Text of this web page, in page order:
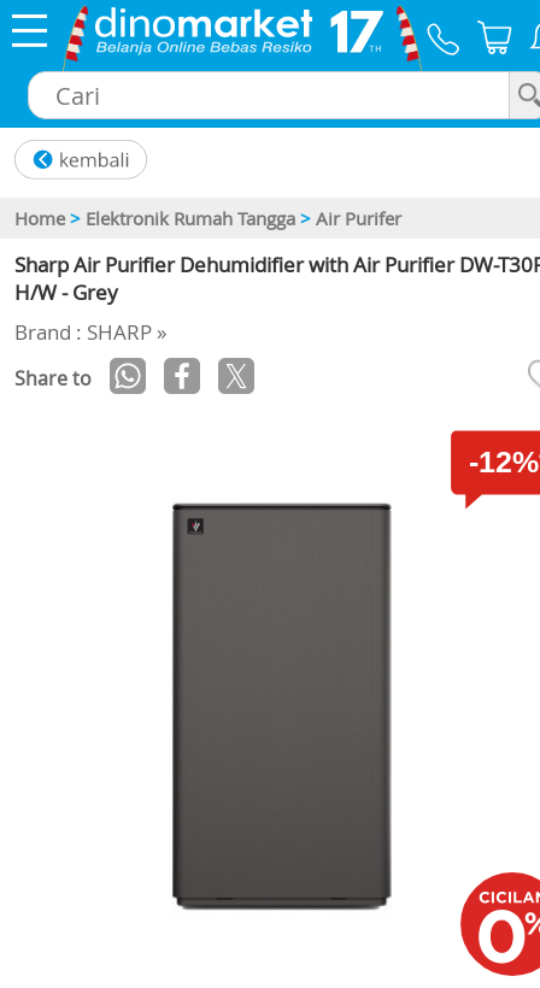
Home > Elektronik Rumah Tangga > Air Purifer
Sharp Air Purifier Dehumidifier with Air Purifier DW-
H/W - Grey
Brand : SHARP »
Share to
-